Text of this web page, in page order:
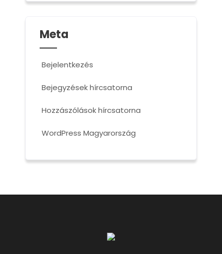
Meta
Bejelentkezés
Bejegyzések hírcsatorna
Hozzászólások hírcsatorna
WordPress Magyarország